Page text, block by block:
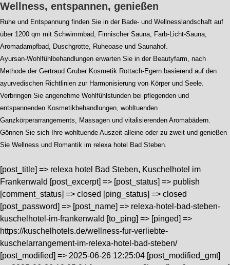
Wellness, entspannen, genießen
Ruhe und Entspannung finden Sie in der Bade- und Wellnesslandschaft auf
über 1200 qm mit Schwimmbad, Finnischer Sauna, Farb-Licht-Sauna,
Aromadampfbad, Duschgrotte, Ruheoase und Saunahof.
Ayursan-Wohlfühlbehandlungen erwarten Sie in der Beautyfarm, nach
Methode der Gertraud Gruber Kosmetik Rottach-Egern basierend auf den
ayurvedischen Richtlinien zur Harmonisierung von Körper und Seele.
Verbringen Sie angenehme Wohlfühlstunden bei pflegenden und
entspannenden Kosmetikbehandlungen, wohltuenden
Ganzkörperarrangements, Massagen und vitalisierenden Aromabädern.
Gönnen Sie sich Ihre wohltuende Auszeit alleine oder zu zweit und genießen
Sie Wellness und Romantik im relexa hotel Bad Steben.
[post_title] => relexa hotel Bad Steben, Kuschelhotel im
Frankenwald [post_excerpt] => [post_status] => publish
[comment_status] => closed [ping_status] => closed
[post_password] => [post_name] => relexa-hotel-bad-steben-
kuschelhotel-im-frankenwald [to_ping] => [pinged] =>
https://kuschelhotels.de/wellness-fur-verliebte-
kuschelarrangement-im-relexa-hotel-bad-steben/
[post_modified] => 2025-06-26 12:25:04 [post_modified_gmt]